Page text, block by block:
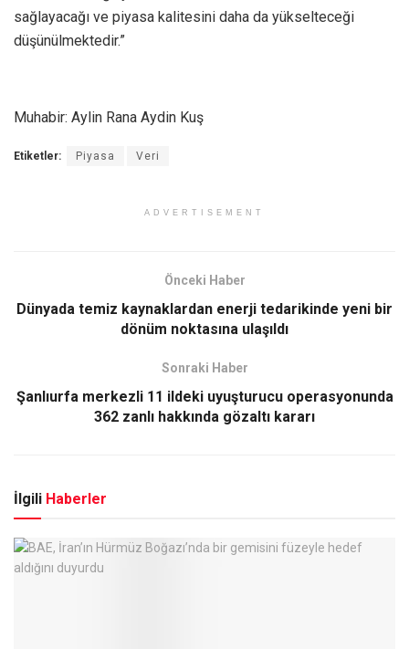
sağlayacağı ve piyasa kalitesini daha da yükselteceği
düşünülmektedir.”
Muhabir: Aylin Rana Aydin Kuş
Etiketler: Piyasa Veri
ADVERTISEMENT
Önceki Haber
Dünyada temiz kaynaklardan enerji tedarikinde yeni bir
dönüm noktasına ulaşıldı
Sonraki Haber
Şanlıurfa merkezli 11 ildeki uyuşturucu operasyonunda
362 zanlı hakkında gözaltı kararı
İlgili Haberler